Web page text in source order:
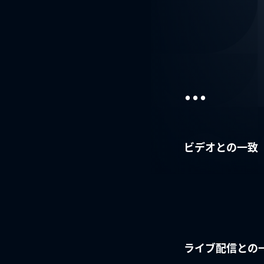
...
ビデオとの一致
ライブ配信との